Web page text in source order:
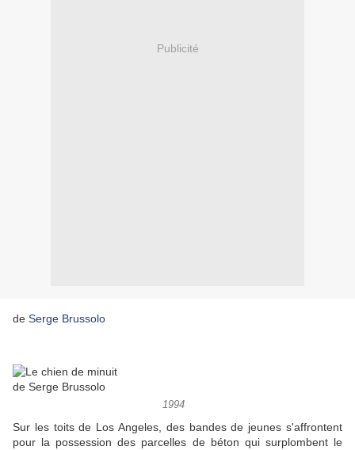
Publicité
de Serge Brussolo
1994
Sur les toits de Los Angeles, des bandes de jeunes s'affrontent
pour la possession des parcelles de béton qui surplombent le